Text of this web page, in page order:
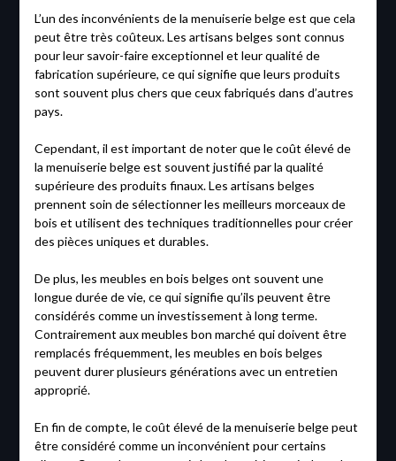
L’un des inconvénients de la menuiserie belge est que cela
peut être très coûteux. Les artisans belges sont connus
pour leur savoir-faire exceptionnel et leur qualité de
fabrication supérieure, ce qui signifie que leurs produits
sont souvent plus chers que ceux fabriqués dans d’autres
pays.
Cependant, il est important de noter que le coût élevé de
la menuiserie belge est souvent justifié par la qualité
supérieure des produits finaux. Les artisans belges
prennent soin de sélectionner les meilleurs morceaux de
bois et utilisent des techniques traditionnelles pour créer
des pièces uniques et durables.
De plus, les meubles en bois belges ont souvent une
longue durée de vie, ce qui signifie qu’ils peuvent être
considérés comme un investissement à long terme.
Contrairement aux meubles bon marché qui doivent être
remplacés fréquemment, les meubles en bois belges
peuvent durer plusieurs générations avec un entretien
approprié.
En fin de compte, le coût élevé de la menuiserie belge peut
être considéré comme un inconvénient pour certains